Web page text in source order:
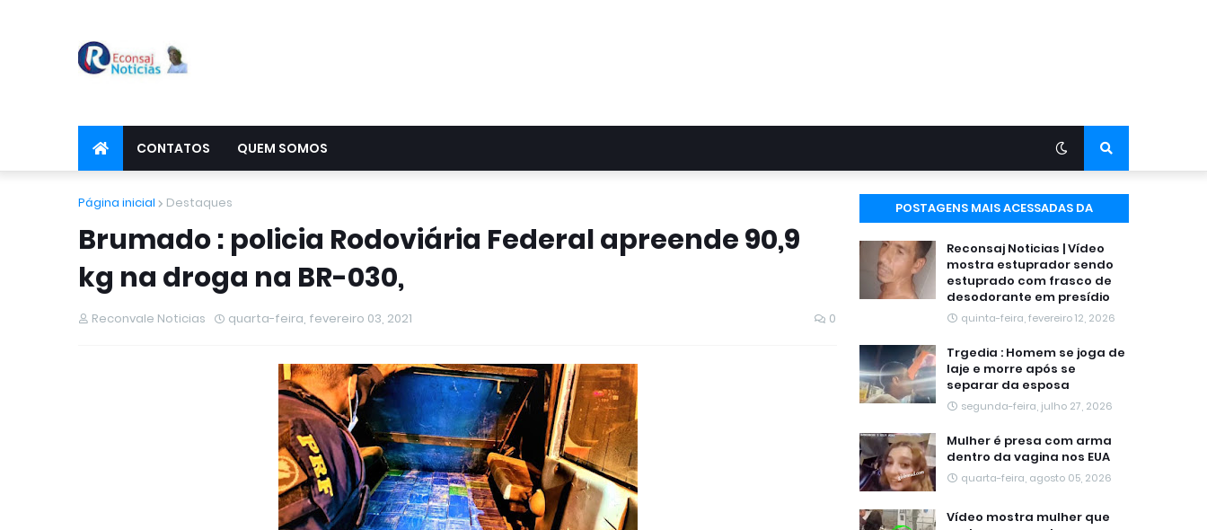
CONTATOS QUEM SOMOS
Página inicial Destaques
Brumado : policia Rodoviária Federal apreende 90,9
kg na droga na BR-030,
Reconvale Noticias quarta-feira, fevereiro 03, 2021 0
POSTAGENS MAIS ACESSADAS DA
Reconsaj Noticias | Vídeo
mostra estuprador sendo
estuprado com frasco de
desodorante em presídio
quinta-feira, fevereiro 12, 2026
Trgedia : Homem se joga de
laje e morre após se
separar da esposa
segunda-feira, julho 27, 2026
Mulher é presa com arma
dentro da vagina nos EUA
quarta-feira, agosto 05, 2026
Vídeo mostra mulher que